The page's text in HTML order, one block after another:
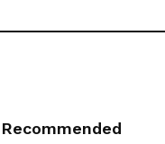
Recommended